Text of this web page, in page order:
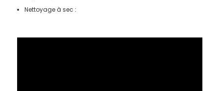
Nettoyage à sec :